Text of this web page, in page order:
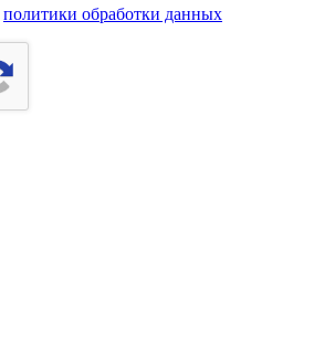
политики обработки данных